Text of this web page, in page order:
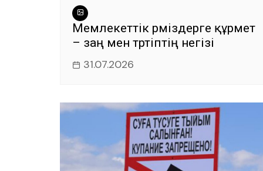
Мемлекеттік рәміздерге құрмет
– заң мен тәртіптің негізі
31.07.2026